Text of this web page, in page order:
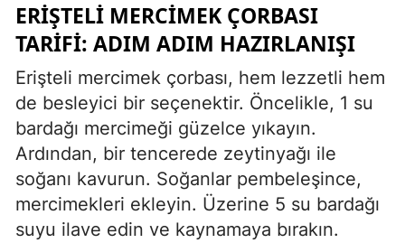
Yalova
Karabük
Kilis
Osmaniye
Düzce
ERIŞTELI MERCIMEK ÇORBASI
TARIFI: ADIM ADIM HAZIRLANIŞI
Erişteli mercimek çorbası, hem lezzetli hem
de besleyici bir seçenektir. Öncelikle, 1 su
bardağı mercimeği güzelce yıkayın.
Ardından, bir tencerede zeytinyağı ile
soğanı kavurun. Soğanlar pembeleşince,
mercimekleri ekleyin. Üzerine 5 su bardağı
suyu ilave edin ve kaynamaya bırakın.